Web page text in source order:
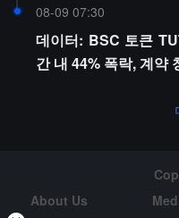
08-09 07:30
데이터: BSC 토큰
간 내 44% 폭락, 계약
About Us